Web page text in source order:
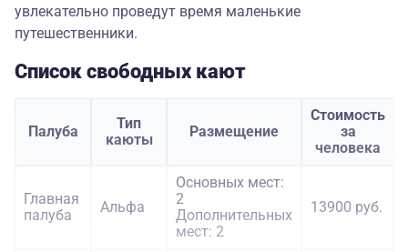
увлекательно проведут время маленькие
путешественники.
Список свободных кают
Палуба
Тип
каюты
Размещение
Стоимость
за
человека
Главная
палуба
Альфа
Основных мест:
2
Дополнительных
мест: 2
13900 руб.